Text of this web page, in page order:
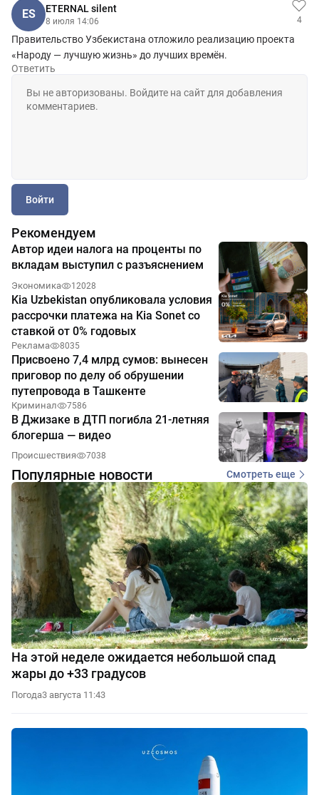
ES ETERNAL silent
8 июля 14:06 4
Правительство Узбекистана отложило реализацию проекта
«Народу — лучшую жизнь» до лучших времён.
Ответить
Войти
Рекомендуем
Автор идеи налога на проценты по
вкладам выступил с разъяснением
Экономика 12028
Kia Uzbekistan опубликовала условия
рассрочки платежа на Kia Sonet со
ставкой от 0% годовых
Реклама 8035
Присвоено 7,4 млрд сумов: вынесен
приговор по делу об обрушении
путепровода в Ташкенте
Криминал 7586
В Джизаке в ДТП погибла 21-летняя
блогерша — видео
Происшествия 7038
Популярные новости Смотреть еще
На этой неделе ожидается небольшой спад
жары до +33 градусов
Погода3 августа 11:43